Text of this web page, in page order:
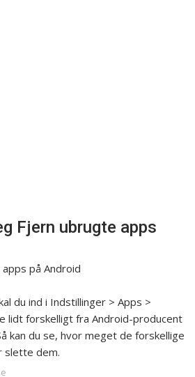
Fjern ubrugte apps
på Android
du ind i Indstillinger > Apps >
lidt forskelligt fra Android-producent
kan du se, hvor meget de forskellige
slette dem.